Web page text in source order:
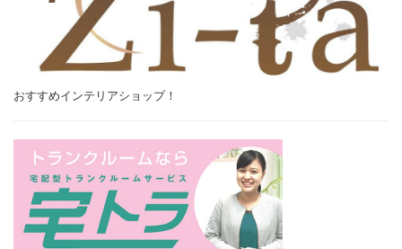
おすすめインテリアショップ！